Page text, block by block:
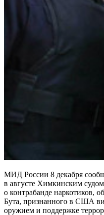
МИД России 8 декабря
в августе Химкинским
о контрабанде наркотиков,
Бута, признанного в США
оружием и поддержке